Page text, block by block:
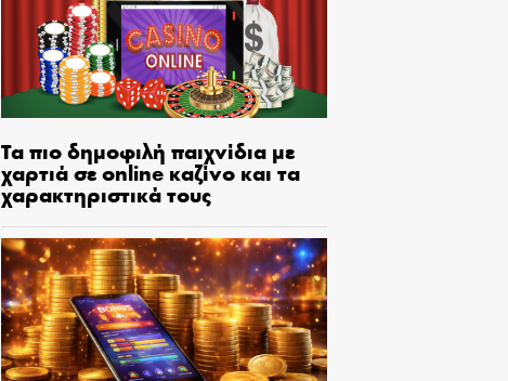
Τα πιο δημοφιλή παιχνίδια με
χαρτιά σε online καζίνο και τα
χαρακτηριστικά τους